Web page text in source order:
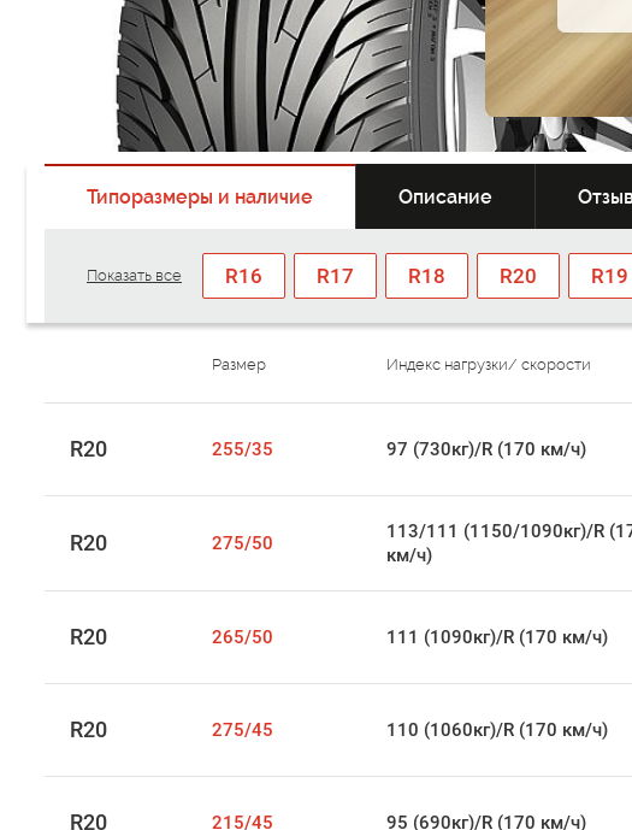
Типоразмеры и наличие Описание
Показать все R16 R17 R18 R20 R19
Размер Индекс нагрузки/ скорости
R20 255/35 97 (730кг)/R (170 км/ч)
R20 275/50
113/111 (1150/1090кг)/R
км/ч)
R20 265/50 111 (1090кг)/R (170 км/ч)
R20 275/45 110 (1060кг)/R (170 км/ч)
R20 215/45 95 (690кг)/R (170 км/ч)